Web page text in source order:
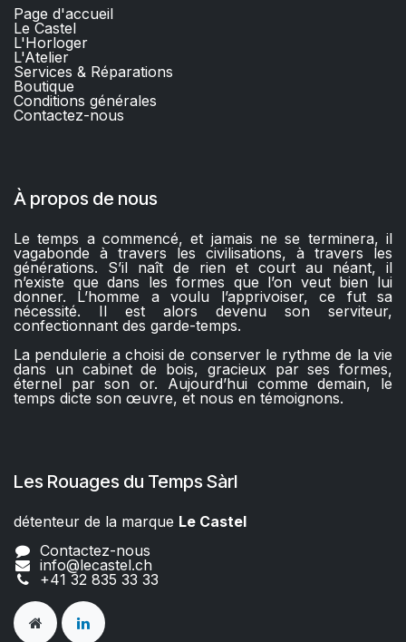
Page d'accueil
Le Castel
L'Horloger
L'Atelier
Services & Réparations
Boutique
Conditions générales
Contactez-nous​
À propos de nous
Le temps a commencé, et jamais ne se terminera, il
vagabonde à travers les civilisations, à travers les
générations. S’il naît de rien et court au néant, il
n’existe que dans les formes que l’on veut bien lui
donner. L’homme a voulu l’apprivoiser, ce fut sa
nécessité. Il est alors devenu son serviteur,
confectionnant des garde-temps.
La pendulerie a choisi de conserver le rythme de la vie
dans un cabinet de bois, gracieux par ses formes,
éternel par son or. Aujourd’hui comme demain, le
temps dicte son œuvre, et nous en témoignons.
Les Rouages du Temps Sàrl
détenteur de la marque Le Castel​​
Contactez-nous
info@lecastel.ch
+41 32 835 33 33